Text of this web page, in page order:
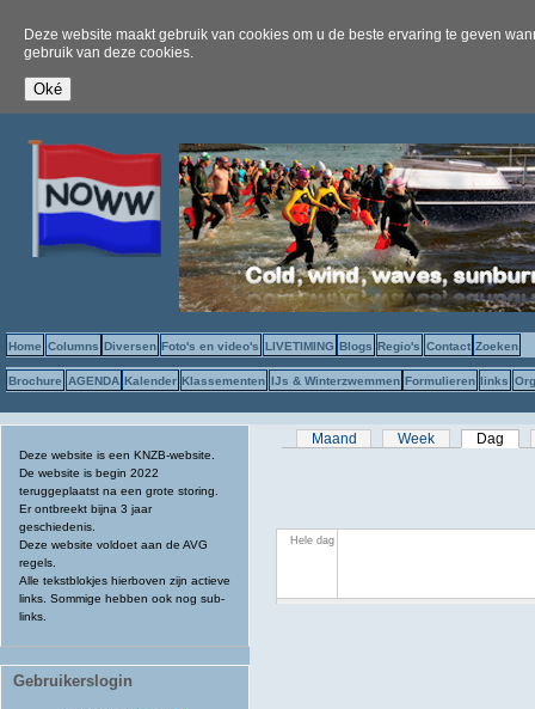
Deze website maakt gebruik van cookies om u de beste ervaring te geven
gebruik van deze cookies.
Home Columns Diversen Foto's en video's LIVETIMING Blogs Regio's Contact Zoeken
Brochure AGENDA Kalender Klassementen IJs & Winterzwemmen Formulieren links
Deze website is een KNZB-website.
De website is begin 2022
teruggeplaatst na een grote storing.
Er ontbreekt bijna 3 jaar
geschiedenis.
Deze website voldoet aan de AVG
regels.
Alle tekstblokjes hierboven zijn actieve
links. Sommige hebben ook nog sub-
links.
Gebruikerslogin
Primaire tabs
Maand Week Dag
Hele dag